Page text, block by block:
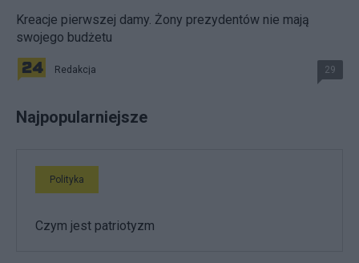
Kreacje pierwszej damy. Żony prezydentów nie mają
swojego budżetu
Redakcja 29
Najpopularniejsze
Polityka
Czym jest patriotyzm